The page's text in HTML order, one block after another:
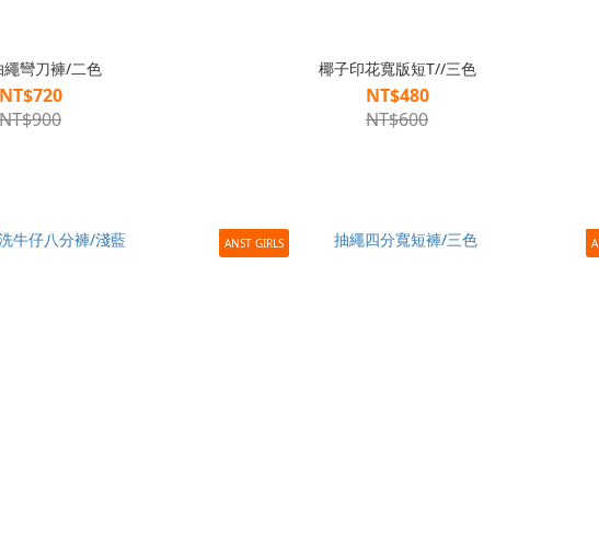
繩彎刀褲/二色
NT$900
椰子印花寬版短T//三色
NT$480
NT$600
ANST GIRLS